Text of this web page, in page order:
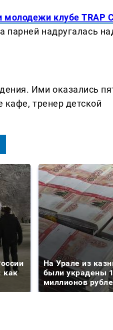
клубе TRAP
парней надругалась
Ими оказались
тренер детской
как
На Урале из
были украдены
миллионов